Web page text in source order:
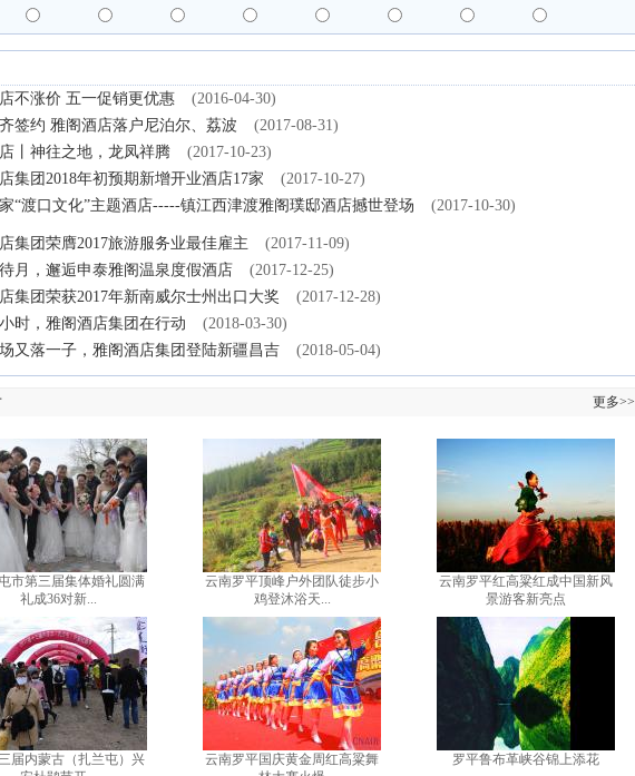
不涨价 五一促销更优惠
(2016-04-30)
签约 雅阁酒店落户尼泊尔、荔波
(2017-08-31)
丨神往之地，龙凤祥腾
(2017-10-23)
集团2018年初预期新增开业酒店17家
(2017-10-27)
“渡口文化”主题酒店-----镇江西津渡雅阁璞邸酒店撼世登场 (2017-10-30)
集团荣膺2017旅游服务业最佳雇主
(2017-11-09)
月，邂逅申泰雅阁温泉度假酒店
(2017-12-25)
集团荣获2017年新南威尔士州出口大奖
(2017-12-28)
时，雅阁酒店集团在行动
(2018-03-30)
又落一子，雅阁酒店集团登陆新疆昌吉 (2018-05-04)
更多>>
市第三届集体婚礼圆满
礼成36对新...
届内蒙古（扎兰屯）兴
云南罗平顶峰户外团队徒步小
鸡登沐浴天...
云南罗平国庆黄金周红高粱舞
云南罗平红高粱红成中国新风
景游客新亮点
罗平鲁布革峡谷锦上添花